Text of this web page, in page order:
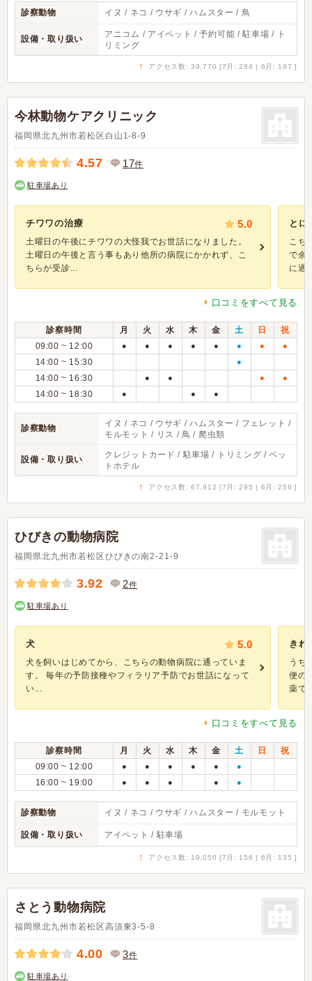
診察動物 イヌ / ネコ / ウサギ / ハムスター / 鳥
設備・取り扱い
アニコム / アイペット / 予約可能 / 駐車場 / ト
リミング
↑ アクセス数: 39,770 [7月: 284 | 6月: 197 ]
今林動物ケアクリニック
福岡県北九州市若松区白山1-8-9
4.57 17件
駐車場あり
チワワの治療 5.0
土曜日の午後にチワワの大怪我でお世話になりました。
土曜日の午後と言う事もあり他所の病院にかかれず、こ
ちらが受診...
とに
こち
で余
に過
口コミをすべて見る
診察時間 月 火 水 木 金 土 日
祝
09:00 ~ 12:00
● ● ● ● ● ● ● ●
14:00 ~ 15:30 ●
14:00 ~ 16:30 ● ● ● ●
14:00 ~ 18:30 ● ● ●
診察動物
イヌ / ネコ / ウサギ / ハムスター / フェレット /
モルモット / リス / 鳥 / 爬虫類
設備・取り扱い
クレジットカード / 駐車場 / トリミング / ペッ
トホテル
↑ アクセス数: 67,912 [7月: 295 | 6月: 256 ]
ひびきの動物病院
福岡県北九州市若松区ひびきの南2-21-9
3.92 2件
駐車場あり
犬 5.0
犬を飼いはじめてから、こちらの動物病院に通っていま
す。 毎年の予防接種やフィラリア予防でお世話になって
い...
きれ
うち
便の
薬で
口コミをすべて見る
診察時間 月 火 水 木 金 土 日
祝
09:00 ~ 12:00
● ● ● ● ● ●
16:00 ~ 19:00 ● ● ● ● ●
診察動物 イヌ / ネコ / ウサギ / ハムスター / モルモット
設備・取り扱い アイペット / 駐車場
↑ アクセス数: 19,050 [7月: 156 | 6月: 135 ]
さとう動物病院
福岡県北九州市若松区高須東3-5-8
4.00 3件
駐車場あり